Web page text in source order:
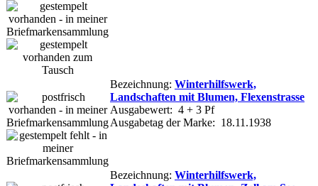
Bezeichnung: Winterhilfswerk,
Landschaften mit Blumen, Flexenstrasse
Ausgabewert: 4 + 3 Pf
Ausgabetag der Marke: 18.11.1938
Bezeichnung: Winterhilfswerk,